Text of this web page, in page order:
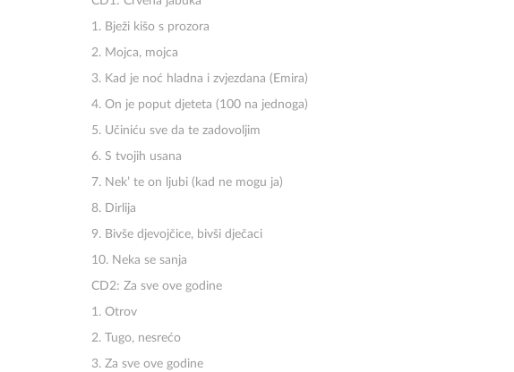
1. Bježi kišo s prozora
2. Mojca, mojca
3. Kad je noć hladna i zvjezdana (Emira)
4. On je poput djeteta (100 na jednoga)
5. Učiniću sve da te zadovoljim
6. S tvojih usana
7. Nek’ te on ljubi (kad ne mogu ja)
8. Dirlija
9. Bivše djevojčice, bivši dječaci
10. Neka se sanja
CD2: Za sve ove godine
1. Otrov
2. Tugo, nesrećo
3. Za sve ove godine